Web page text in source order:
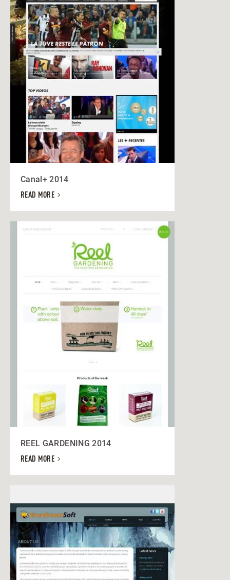
Canal+ 2014
READ MORE
REEL GARDENING 2014
READ MORE